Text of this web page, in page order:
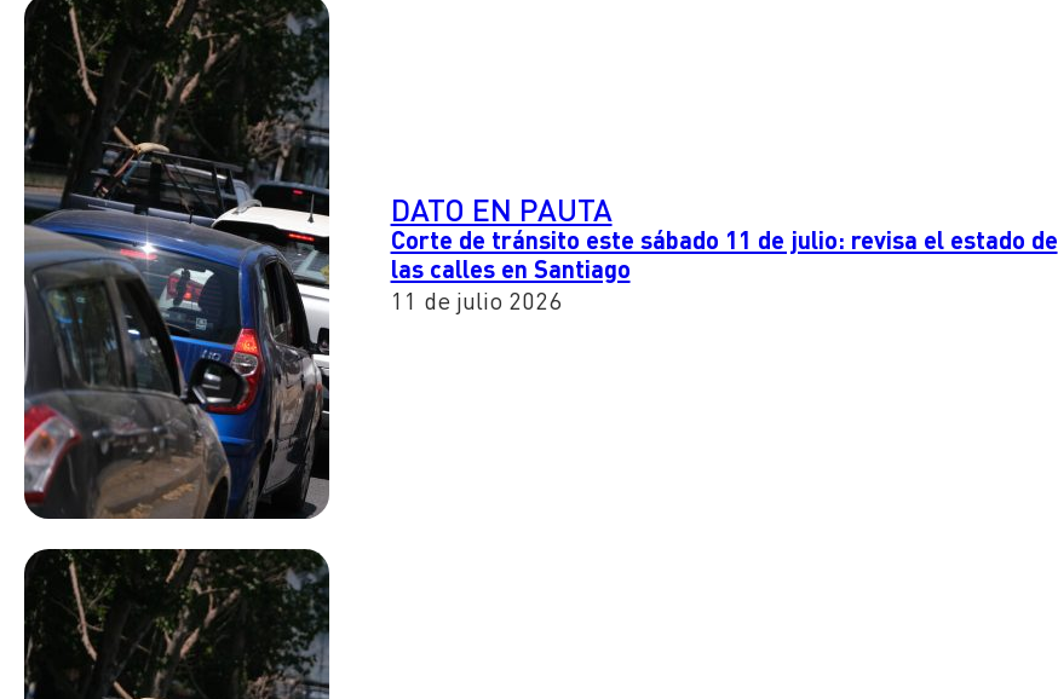
DATO EN PAUTA
Corte de tránsito este sábado 11 de julio: revisa el estado de
las calles en Santiago
11 de julio 2026